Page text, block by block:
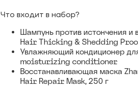
Что входит в набор?
Шампунь против истончения
Hair Thicking & Shedding
Увлажняющий кондиционер
moisturizing conditioner
Восстанавливающая маска
Hair Repair Mask, 250 г